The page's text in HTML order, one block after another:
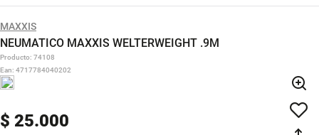
MAXXIS
NEUMATICO MAXXIS WELTERWEIGHT .9M
Producto: 74108
Ean: 4717784040202
$ 25.000